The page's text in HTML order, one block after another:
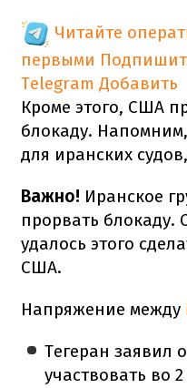
Читайте
первыми
Telegram Добавить
Кроме этого, США
блокаду.
для иранских
Важно! Иранское
прорвать блокаду.
удалось этого
США.
Напряжение между
Тегеран заявил
участвовать во